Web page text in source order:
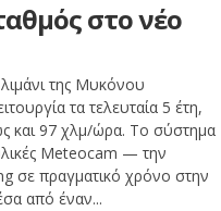
στο νέο
της Μυκόνου
τα τελευταία 5 έτη,
και 97 χλμ/ώρα. Το σύστημα
Meteocam — την
σε πραγματικό χρόνο στην
από έναν...